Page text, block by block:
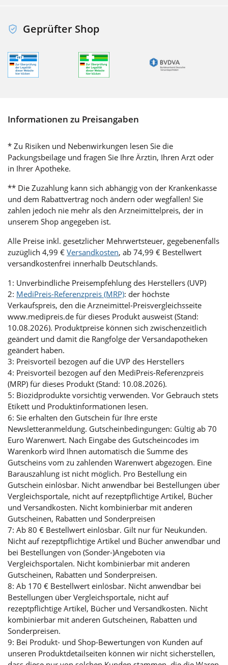
Geprüfter Shop
Informationen zu Preisangaben
* Zu Risiken und Nebenwirkungen lesen Sie die
Packungsbeilage und fragen Sie Ihre Ärztin, Ihren Arzt oder
in Ihrer Apotheke.
** Die Zuzahlung kann sich abhängig von der Krankenkasse
und dem Rabattvertrag noch ändern oder wegfallen! Sie
zahlen jedoch nie mehr als den Arzneimittelpreis, der in
unserem Shop angegeben ist.
Alle Preise inkl. gesetzlicher Mehrwertsteuer, gegebenenfalls
zuzüglich 4,99 € Versandkosten, ab 74,99 € Bestellwert
versandkostenfrei innerhalb Deutschlands.
1: Unverbindliche Preisempfehlung des Herstellers (UVP)
2: MediPreis-Referenzpreis (MRP): der höchste
Verkaufspreis, den die Arzneimittel-Preisvergleichsseite
www.medipreis.de für dieses Produkt ausweist (Stand:
10.08.2026). Produktpreise können sich zwischenzeitlich
geändert und damit die Rangfolge der Versandapotheken
geändert haben.
3: Preisvorteil bezogen auf die UVP des Herstellers
4: Preisvorteil bezogen auf den MediPreis-Referenzpreis
(MRP) für dieses Produkt (Stand: 10.08.2026).
5: Biozidprodukte vorsichtig verwenden. Vor Gebrauch stets
Etikett und Produktinformationen lesen.
6: Sie erhalten den Gutschein für Ihre erste
Newsletteranmeldung. Gutscheinbedingungen: Gültig ab 70
Euro Warenwert. Nach Eingabe des Gutscheincodes im
Warenkorb wird Ihnen automatisch die Summe des
Gutscheins vom zu zahlenden Warenwert abgezogen. Eine
Barauszahlung ist nicht möglich. Pro Bestellung ein
Gutschein einlösbar. Nicht anwendbar bei Bestellungen über
Vergleichsportale, nicht auf rezeptpflichtige Artikel, Bücher
und Versandkosten. Nicht kombinierbar mit anderen
Gutscheinen, Rabatten und Sonderpreisen
7: Ab 80 € Bestellwert einlösbar. Gilt nur für Neukunden.
Nicht auf rezeptpflichtige Artikel und Bücher anwendbar und
bei Bestellungen von (Sonder-)Angeboten via
Vergleichsportalen. Nicht kombinierbar mit anderen
Gutscheinen, Rabatten und Sonderpreisen.
8: Ab 170 € Bestellwert einlösbar. Nicht anwendbar bei
Bestellungen über Vergleichsportale, nicht auf
rezeptpflichtige Artikel, Bücher und Versandkosten. Nicht
kombinierbar mit anderen Gutscheinen, Rabatten und
Sonderpreisen.
9: Bei Produkt- und Shop-Bewertungen von Kunden auf
unseren Produktdetailseiten können wir nicht sicherstellen,